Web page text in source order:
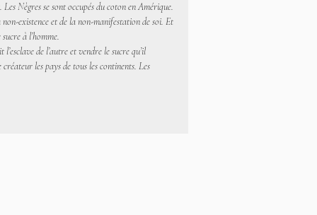
Nègres se sont occupés du coton en Amérique.
existence et de la non-manifestation de soi. Et
à l’homme.
de l’autre et vendre le sucre qu’il
les pays de tous les continents. Les